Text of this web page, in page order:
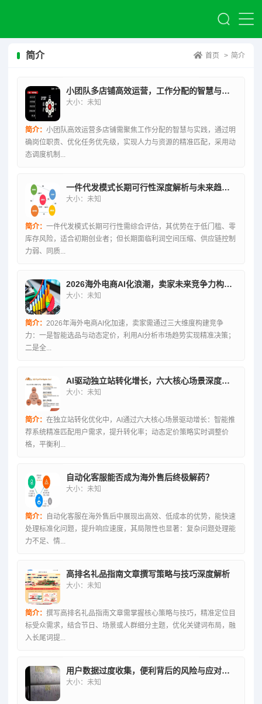
简介 首页 > 简介
小团队多店铺高效运营，工作分配的智慧与实践
大小：未知
简介： 小团队高效运营多店铺需聚焦工作分配的智慧与实践，通过明
确岗位职责、优化任务优先级，实现人力与资源的精准匹配，采用动
态调度机制...
一件代发模式长期可行性深度解析与未来趋势探讨
大小：未知
简介： 一件代发模式长期可行性需综合评估，其优势在于低门槛、零
库存风险，适合初期创业者；但长期面临利润空间压缩、供应链控制
力弱、同质...
2026海外电商AI化浪潮，卖家未来竞争力构建指南
大小：未知
简介： 2026年海外电商AI化加速，卖家需通过三大维度构建竞争
力：一是智能选品与动态定价，利用AI分析市场趋势实现精准决策；
二是全...
AI驱动独立站转化增长，六大核心场景深度解析
大小：未知
简介： 在独立站转化优化中，AI通过六大核心场景驱动增长：智能推
荐系统精准匹配用户需求，提升转化率；动态定价策略实时调整价
格，平衡利...
自动化客服能否成为海外售后终极解药？
大小：未知
简介：
自动化客服在海外售后中展现出高效、低成本的优势，能快速
处理标准化问题，提升响应速度，其局限性也显著：复杂问题处理能
力不足、情...
高排名礼品指南文章撰写策略与技巧深度解析
大小：未知
简介： 撰写高排名礼品指南文章需掌握核心策略与技巧，精准定位目
标受众需求，结合节日、场景或人群细分主题，优化关键词布局，融
入长尾词提...
用户数据过度收集，便利背后的风险与应对之道
大小：未知